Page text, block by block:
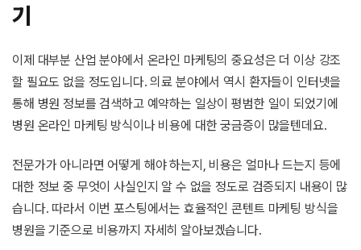
기
이제 대부분 산업 분야에서 온라인 마케팅의 중요성은 더 이상 강조
할 필요도 없을 정도입니다. 의료 분야에서 역시 환자들이 인터넷을
통해 병원 정보를 검색하고 예약하는 일상이 평범한 일이 되었기에
병원 온라인 마케팅 방식이나 비용에 대한 궁금증이 많을텐데요.
전문가가 아니라면 어떻게 해야 하는지, 비용은 얼마나 드는지 등에
대한 정보 중 무엇이 사실인지 알 수 없을 정도로 검증되지 내용이 많
습니다. 따라서 이번 포스팅에서는 효율적인 콘텐트 마케팅 방식을
병원을 기준으로 비용까지 자세히 알아보겠습니다.